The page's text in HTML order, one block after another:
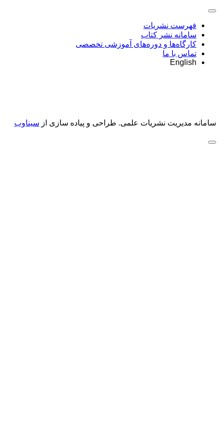
فهرست نشریات
سامانه نشر کتاب
کارگاه‌ها و دوره‌های آموزشی تخصصی
تماس با ما
English
سامانه مدیریت نشریات علمی. طراحی و پیاده سازی از سیناوب